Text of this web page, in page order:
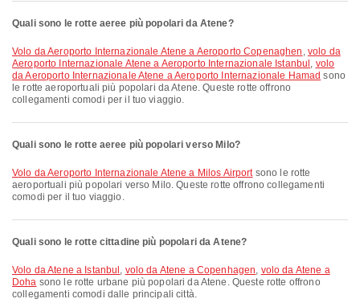
Quali sono le rotte aeree più popolari da Atene?
volo da Aeroporto Internazionale Atene a Aeroporto Copenaghen , volo da
Aeroporto Internazionale Atene a Aeroporto Internazionale Istanbul , volo
da Aeroporto Internazionale Atene a Aeroporto Internazionale Hamad sono
le rotte aeroportuali più popolari da Atene. Queste rotte offrono
collegamenti comodi per il tuo viaggio.
Quali sono le rotte aeree più popolari verso Milo?
volo da Aeroporto Internazionale Atene a Milos Airportsono le rotte
aeroportuali più popolari verso Milo. Queste rotte offrono collegamenti
comodi per il tuo viaggio.
Quali sono le rotte cittadine più popolari da Atene?
volo da Atene a Istanbul , volo da Atene a Copenhagen, volo da Atene a
Doha sono le rotte urbane più popolari da Atene. Queste rotte offrono
collegamenti comodi dalle principali città.